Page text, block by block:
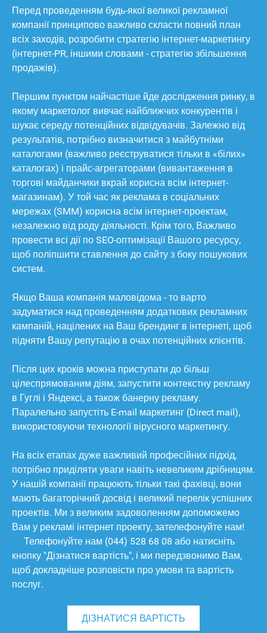
Перед проведенням будь-якої великої рекламної
компанії принципово важливо скласти повний план
всіх заходів, розробити стратегію інтернет-маркетингу
(інтернет-PR, іншими словами - стратегію збільшення
продажів).
Першим пунктом найчастіше йде дослідження ринку, в
якому маркетолог вивчає найближчих конкурентів і
шукає середу потенційних відвідувачів. Залежно від
результатів, потрібно визначитися з майбутніми
каталогами (важливо реєструватися тільки в «білих»
каталогах) і прайс-агрегаторами (вивантаження в
торгові майданчики вкрай корисна всім інтернет-
магазинам). У той час як реклама в соціальних
мережах (SMM) корисна всім інтернет-проектам,
незалежно від роду діяльності. Крім того, Важливо
провести всі дії по SEO-оптимізації Вашого ресурсу,
щоб поліпшити ставлення до сайту з боку пошукових
систем.
Якщо Ваша компанія маловідома - то варто
задуматися над проведенням додаткових рекламних
кампаній, націлених на Ваш брендинг в інтернеті, щоб
підняти Вашу репутацію в очах потенційних клієнтів.
Після цих кроків можна приступати до більш
цілеспрямованим діям, запустити контекстну рекламу
в Гуглі і Яндексі, а також банерну рекламу.
Паралельно запустіть E-mail маркетинг (Direct mail),
використовуючи технології вірусного маркетингу.
На всіх етапах дуже важливий професійних підхід,
потрібно приділяти уваги навіть невеликим дрібницям.
У нашій компанії працюють тільки такі фахівці, вони
мають багаторічний досвід і великий перелік успішних
проектів. Ми з великим задоволенням допоможемо
Вам у рекламі інтернет проекту, зателефонуйте нам!
Телефонуйте нам (044) 528 68 08 або натисніть
кнопку "Дізнатися вартість", і ми передзвонимо Вам,
щоб докладніше розповісти про умови та вартість
послуг.
ДІЗНАТИСЯ ВАРТІСТЬ